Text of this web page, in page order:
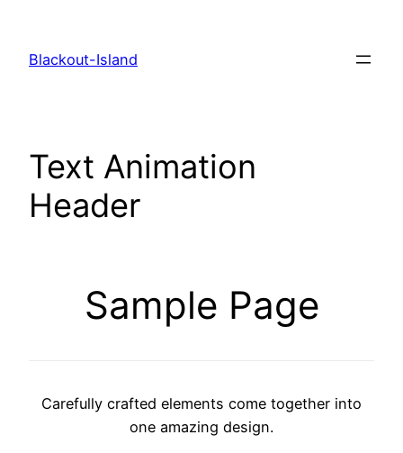
springen
Blackout-Island
Text Animation
Header
Sample Page
Carefully crafted elements come together into
one amazing design.